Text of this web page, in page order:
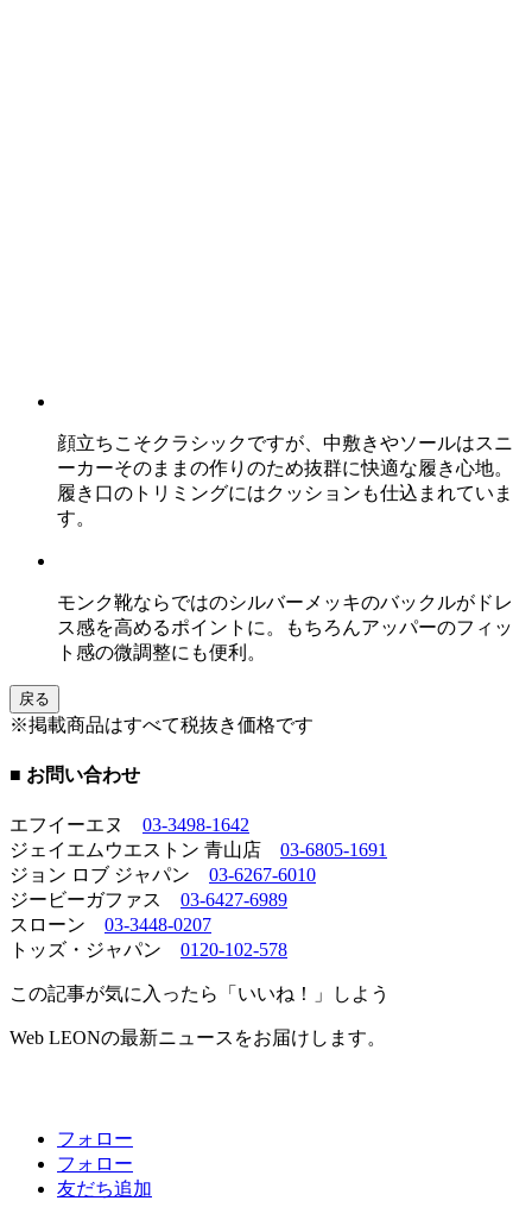
顔立ちこそクラシックですが、中敷きやソールはスニ
ーカーそのままの作りのため抜群に快適な履き心地。
履き口のトリミングにはクッションも仕込まれていま
す。
モンク靴ならではのシルバーメッキのバックルがドレ
ス感を高めるポイントに。もちろんアッパーのフィッ
ト感の微調整にも便利。
戻る
※掲載商品はすべて税抜き価格です
■ お問い合わせ
エフイーエヌ 03-3498-1642
ジェイエムウエストン 青山店 03-6805-1691
ジョン ロブ ジャパン 03-6267-6010
ジービーガファス 03-6427-6989
スローン 03-3448-0207
トッズ・ジャパン 0120-102-578
この記事が気に入ったら「いいね！」しよう
Web LEONの最新ニュースをお届けします。
フォロー
フォロー
友だち追加